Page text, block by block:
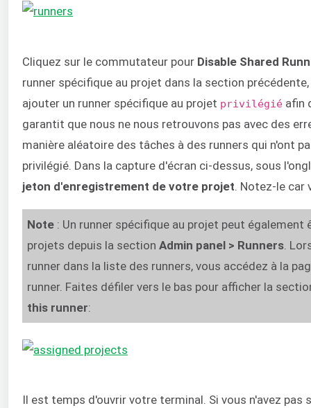
Cliquez sur le commutateur pour Disable Shared
runner spécifique au projet dans la section
ajouter un runner spécifique au projet privilégié afin
garantit que nous ne nous retrouvons pas avec des
manière aléatoire des tâches à des runners qui n'ont
privilégié. Dans la capture d'écran ci-dessus, sous
jeton d'enregistrement de votre projet . Notez-le
Note : Un runner spécifique au projet peut
projets depuis la section Admin panel > Runners.
runner dans la liste des runners, vous accédez à la
runner. Faites défiler vers le bas pour afficher la
this runner:
Il est temps d'ouvrir votre terminal. Si vous n'avez